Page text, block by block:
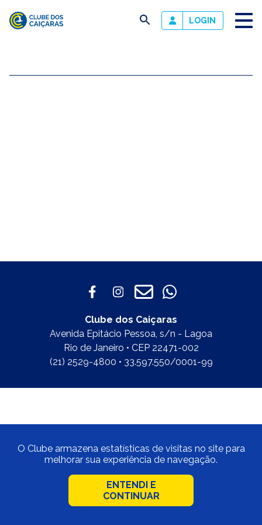
Caiçaras
busca LOGIN
Clube dos Caiçaras
Avenida Epitácio Pessoa, s/n - Lagoa
Rio de Janeiro • CEP 22471-002
(21) 2529-4800 • 33.597.550/0001-99
O Clube armazena estatísticas de visitas no site para
melhorar sua experiência de navegação.
ENTENDI E
CONTINUAR